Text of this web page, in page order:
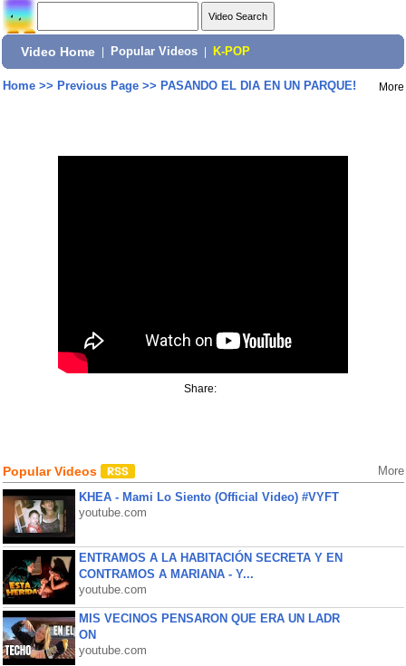
Video Home Popular Videos K-POP
Home>> Previous Page>> PASANDO EL DIA EN UN PARQUE! More
Share:
Popular Videos More
KHEA - Mami Lo Siento (Official Video) #VYFT
youtube.com
ENTRAMOS A LA HABITACIÓN SECRETA Y EN
CONTRAMOS A MARIANA - Y...
youtube.com
MIS VECINOS PENSARON QUE ERA UN LADR
ON
youtube.com